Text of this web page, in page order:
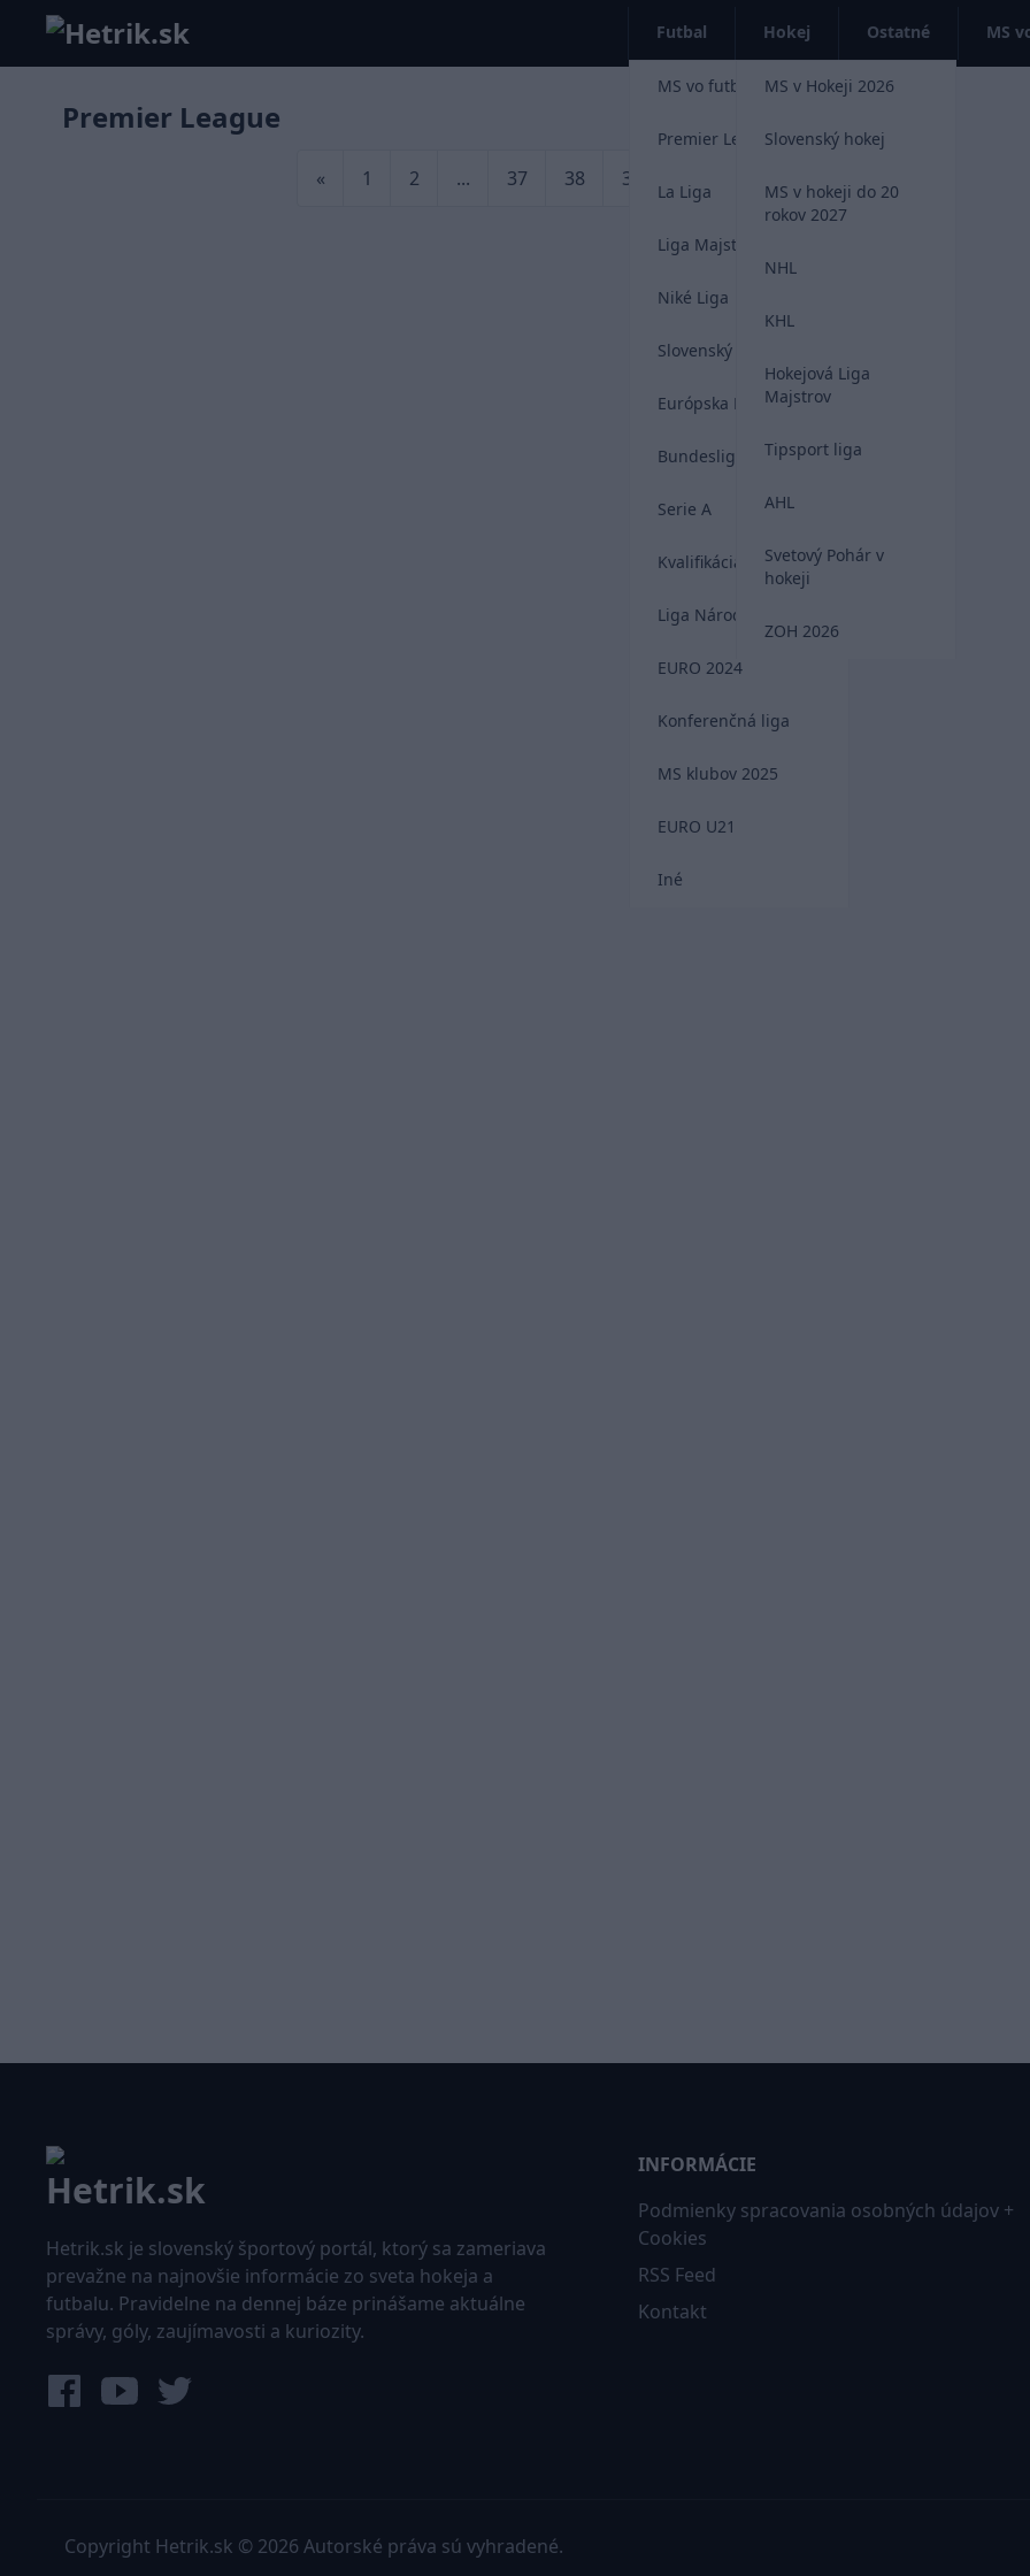
Futbal
MS vo futbale 2026
Premier League
La Liga
Liga Majstrov
Niké Liga
Slovenský futbal
Európska Liga
Bundesliga
Serie A
Kvalifikácia MS 2026
Liga Národov
EURO 2024
Konferenčná liga
MS klubov 2025
EURO U21
Iné
Hokej
MS v Hokeji 2026
Slovenský hokej
MS v hokeji do 20
rokov 2027
NHL
KHL
Hokejová Liga
Majstrov
Tipsport liga
AHL
Svetový Pohár v
hokeji
ZOH 2026
Ostatné MS
Premier League
« 1 2 ... 37 38 39
Hetrik.sk je slovenský športový portál, ktorý sa zameriava
prevažne na najnovšie informácie zo sveta hokeja a
futbalu. Pravidelne na dennej báze prinášame aktuálne
správy, góly, zaujímavosti a kuriozity.
INFORMÁCIE
Podmienky spracovania osobných údajov +
Cookies
RSS Feed
Kontakt
Copyright Hetrik.sk © 2026 Autorské práva sú vyhradené.